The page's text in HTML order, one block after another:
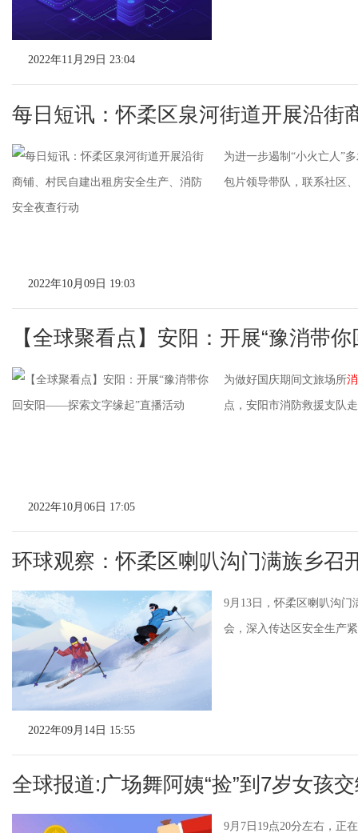
2022年11月29日 23:04
每日短讯：怀柔区泉河街道开展沿街
为进一步遏制“小火亡人”
包片领导带队，联系社区
2022年10月09日 19:03
【全球聚看点】安阳：开展“豫消带
为做好国庆期间文旅场所
点，安阳市消防救援支队
2022年10月06日 17:05
环球观察：怀柔区喇叭沟门满族乡召
9月13日，怀柔区喇叭沟
会，深入传达区安全生产
2022年09月14日 15:55
全球报道:广场舞阿姨“捡”到7岁女孩
9月7日19点20分左右，正